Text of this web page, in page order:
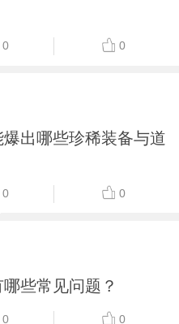
0 0
出哪些珍稀装备与道
0 0
些常见问题？
0 0